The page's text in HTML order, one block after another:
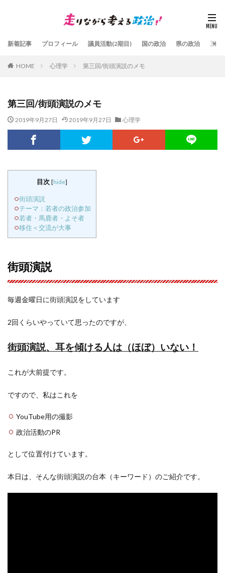
新着記事 プロフィール 議員活動(2期目) 国の政治 県の政治 五島
HOME 心理学 第三回/街頭演説のメモ
第三回/街頭演説のメモ
2019年9月27日 2019年9月27日 心理学
目次 [hide]
街頭演説
テーマ：若者の政治参加
若者・馬鹿者・よそ者
移住＜交流が大事
街頭演説
毎週金曜日に街頭演説をしています
2回くらいやっていて思ったのですが、
街頭演説、耳を傾ける人は（ほぼ）いない！
これが大前提です。
ですので、私はこれを
YouTube用の撮影
政治活動のPR
として位置付けています。
本日は、そんな街頭演説の台本（キーワード）のご紹介です。